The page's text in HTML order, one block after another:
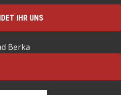
IHR UNS
Berka